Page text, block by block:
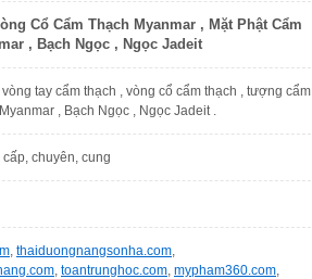
Cổ Cẩm Thạch Myanmar , Mặt Phật Cẩm
, Bạch Ngọc , Ngọc Jadeit
tay cẩm thạch , vòng cổ cẩm thạch , tượng cẩm
, Bạch Ngọc , Ngọc Jadeit .
chuyên, cung
, thaiduongnangsonha.com,
, toantrunghoc.com, mypham360.com,